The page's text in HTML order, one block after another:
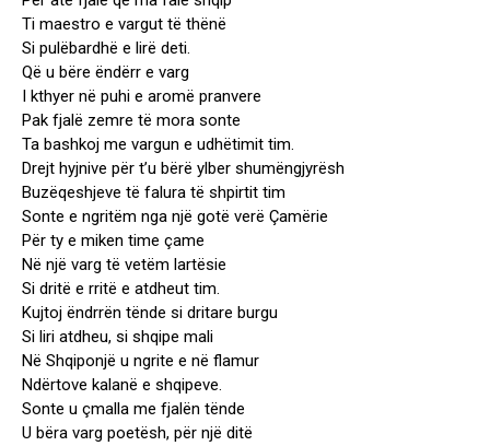
Ti maestro e vargut të thënë
Si pulëbardhë e lirë deti.
Që u bëre ëndërr e varg
I kthyer në puhi e aromë pranvere
Pak fjalë zemre të mora sonte
Ta bashkoj me vargun e udhëtimit tim.
Drejt hyjnive për t’u bërë ylber shumëngjyrësh
Buzëqeshjeve të falura të shpirtit tim
Sonte e ngritëm nga një gotë verë Çamërie
Për ty e miken time çame
Në një varg të vetëm lartësie
Si dritë e rritë e atdheut tim.
Kujtoj ëndrrën tënde si dritare burgu
Si liri atdheu, si shqipe mali
Në Shqiponjë u ngrite e në flamur
Ndërtove kalanë e shqipeve.
Sonte u çmalla me fjalën tënde
U bëra varg poetësh, për një ditë